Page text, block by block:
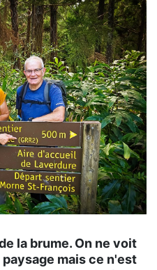
la brume. On ne voit
mais ce n'est